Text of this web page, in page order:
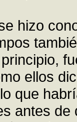
hizo
ellos
que
antes